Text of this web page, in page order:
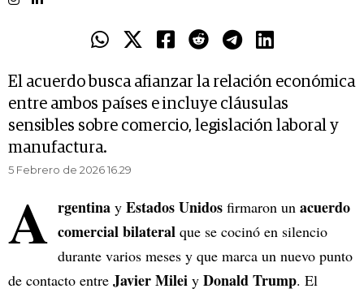
El acuerdo busca afianzar la relación económica
entre ambos países e incluye cláusulas
sensibles sobre comercio, legislación laboral y
manufactura.
5 Febrero de 2026 16.29
A rgentina y Estados Unidos firmaron un acuerdo
comercial bilateral que se cocinó en silencio
durante varios meses y que marca un nuevo punto
de contacto entre Javier Milei y Donald Trump. El